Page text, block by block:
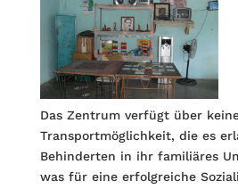
Das Zentrum verfügt über
Transportmöglichkeit, die es
Behinderten in ihr familiäres
was für eine erfolgreiche